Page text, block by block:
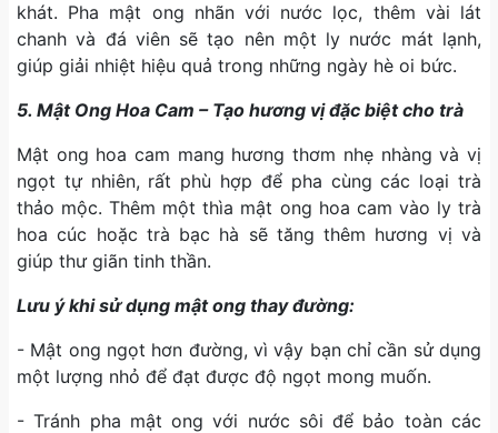
khát. Pha mật ong nhãn với nước lọc, thêm vài lát
chanh và đá viên sẽ tạo nên một ly nước mát lạnh,
giúp giải nhiệt hiệu quả trong những ngày hè oi bức.
5. Mật Ong Hoa Cam – Tạo hương vị đặc biệt cho trà
Mật ong hoa cam mang hương thơm nhẹ nhàng và vị
ngọt tự nhiên, rất phù hợp để pha cùng các loại trà
thảo mộc. Thêm một thìa mật ong hoa cam vào ly trà
hoa cúc hoặc trà bạc hà sẽ tăng thêm hương vị và
giúp thư giãn tinh thần.
Lưu ý khi sử dụng mật ong thay đường:
- Mật ong ngọt hơn đường, vì vậy bạn chỉ cần sử dụng
một lượng nhỏ để đạt được độ ngọt mong muốn.
- Tránh pha mật ong với nước sôi để bảo toàn các